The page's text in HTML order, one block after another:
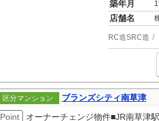
築年月
店舗名
RC造SRC造
区分マンション
ブランズシティ南草津
Point
オーナーチェンジ物件■JR南草津